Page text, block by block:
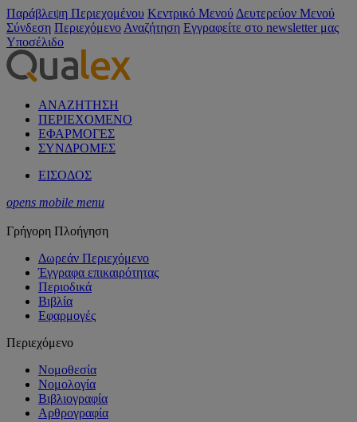
Παράβλεψη Περιεχομένου Κεντρικό Μενού Δευτερεύον Μενού
Σύνδεση Περιεχόμενο Αναζήτηση Εγγραφείτε στο newsletter μας
Υποσέλιδο
ΑΝΑΖΗΤΗΣΗ
ΠΕΡΙΕΧΟΜΕΝΟ
ΕΦΑΡΜΟΓΕΣ
ΣΥΝΔΡΟΜΕΣ
ΕΙΣΟΔΟΣ
opens mobile menu
Γρήγορη Πλοήγηση
Δωρεάν Περιεχόμενο
Έγγραφα επικαιρότητας
Περιοδικά
Βιβλία
Εφαρμογές
Περιεχόμενο
Νομοθεσία
Νομολογία
Βιβλιογραφία
Αρθρογραφία